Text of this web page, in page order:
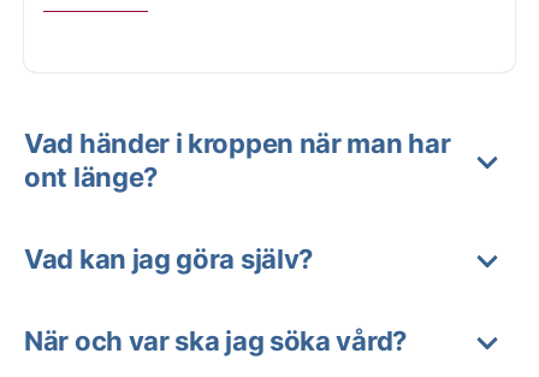
Vad händer i kroppen när man har
ont länge?
Vad kan jag göra själv?
När och var ska jag söka vård?